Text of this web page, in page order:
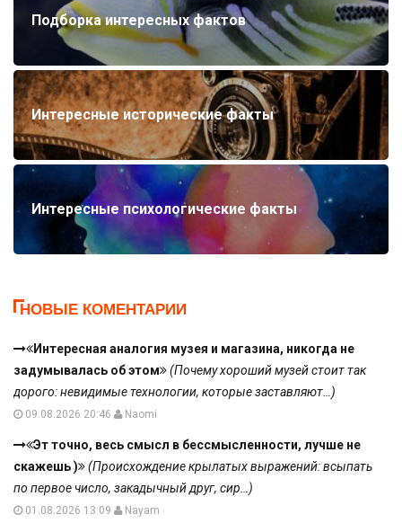
Подборка интересных фактов
Интересные исторические факты
Интересные психологические факты
НОВЫЕ КОМЕНТАРИИ
Интересная аналогия музея и магазина, никогда не
задумывалась об этом
(Почему хороший музей стоит так
дорого: невидимые технологии, которые заставляют…)
09.08.2026 20:46 Naomi
Эт точно, весь смысл в бессмысленности, лучше не
скажешь )
(Происхождение крылатых выражений: всыпать
по первое число, закадычный друг, сир…)
01.08.2026 13:09 Nayam